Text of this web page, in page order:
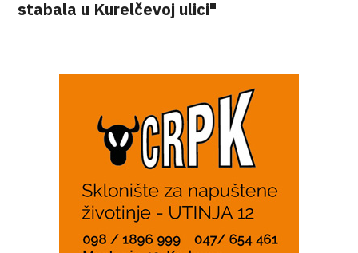
stabala u Kurelčevoj ulici"